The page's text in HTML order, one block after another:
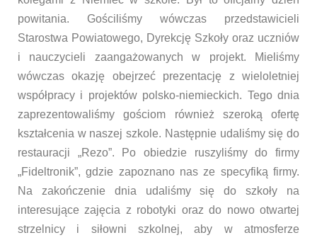
powitania. Gościliśmy wówczas przedstawicieli
Starostwa Powiatowego, Dyrekcję Szkoły oraz uczniów
i nauczycieli zaangażowanych w projekt. Mieliśmy
wówczas okazję obejrzeć prezentację z wieloletniej
współpracy i projektów polsko-niemieckich. Tego dnia
zaprezentowaliśmy gościom również szeroką ofertę
kształcenia w naszej szkole. Następnie udaliśmy się do
restauracji „Rezo”. Po obiedzie ruszyliśmy do firmy
„Fideltronik”, gdzie zapoznano nas ze specyfiką firmy.
Na zakończenie dnia udaliśmy się do szkoły na
interesujące zajęcia z robotyki oraz do nowo otwartej
strzelnicy i siłowni szkolnej, aby w atmosferze